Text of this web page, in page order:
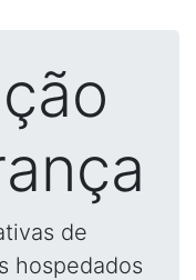
de
hospedados